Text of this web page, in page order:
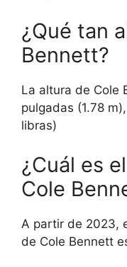
¿Qué tan
Bennett?
La altura de Cole
pulgadas (1.78
libras)
¿Cuál es
Cole
A partir de 2023,
de Cole Bennett